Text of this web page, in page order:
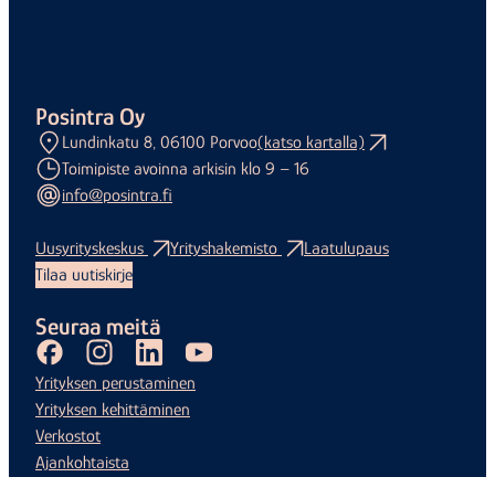
Posintra Oy
Lundinkatu 8, 06100 Porvoo(katso kartalla)
Toimipiste avoinna arkisin klo 9 – 16
info@posintra.fi
Uusyrityskeskus Yrityshakemisto
Laatulupaus
Tilaa uutiskirje
Seuraa meitä
FacebookInstagramLinkedInYoutube
Yrityksen perustaminen
Yrityksen kehittäminen
Verkostot
Ajankohtaista